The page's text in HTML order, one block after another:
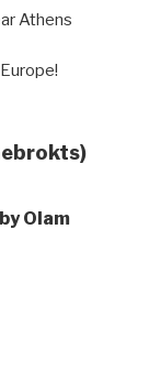
Athens
Olam